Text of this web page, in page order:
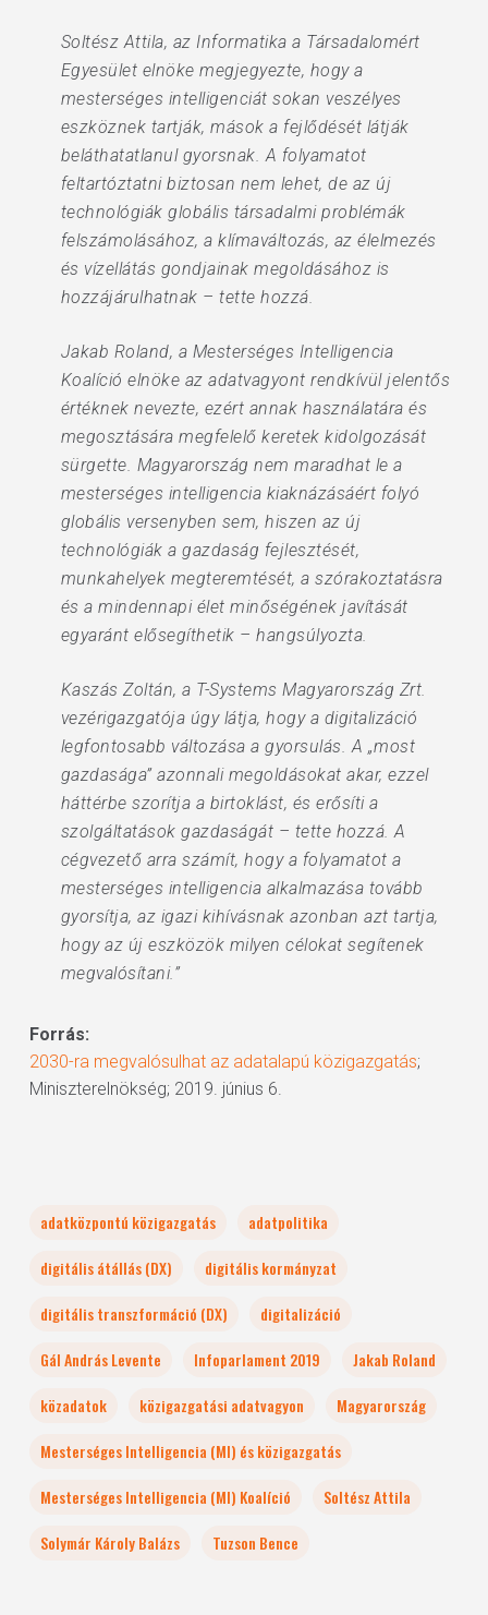
Soltész Attila, az Informatika a Társadalomért
Egyesület elnöke megjegyezte, hogy a
mesterséges intelligenciát sokan veszélyes
eszköznek tartják, mások a fejlődését látják
beláthatatlanul gyorsnak. A folyamatot
feltartóztatni biztosan nem lehet, de az új
technológiák globális társadalmi problémák
felszámolásához, a klímaváltozás, az élelmezés
és vízellátás gondjainak megoldásához is
hozzájárulhatnak – tette hozzá.
Jakab Roland, a Mesterséges Intelligencia
Koalíció elnöke az adatvagyont rendkívül jelentős
értéknek nevezte, ezért annak használatára és
megosztására megfelelő keretek kidolgozását
sürgette. Magyarország nem maradhat le a
mesterséges intelligencia kiaknázásáért folyó
globális versenyben sem, hiszen az új
technológiák a gazdaság fejlesztését,
munkahelyek megteremtését, a szórakoztatásra
és a mindennapi élet minőségének javítását
egyaránt elősegíthetik – hangsúlyozta.
Kaszás Zoltán, a T-Systems Magyarország Zrt.
vezérigazgatója úgy látja, hogy a digitalizáció
legfontosabb változása a gyorsulás. A „most
gazdasága” azonnali megoldásokat akar, ezzel
háttérbe szorítja a birtoklást, és erősíti a
szolgáltatások gazdaságát – tette hozzá. A
cégvezető arra számít, hogy a folyamatot a
mesterséges intelligencia alkalmazása tovább
gyorsítja, az igazi kihívásnak azonban azt tartja,
hogy az új eszközök milyen célokat segítenek
megvalósítani.”
Forrás:
2030-ra megvalósulhat az adatalapú közigazgatás;
Miniszterelnökség; 2019. június 6.
adatközpontú közigazgatás
adatpolitika
digitális átállás (DX)
digitális kormányzat
digitális transzformáció (DX)
digitalizáció
Gál András Levente
Infoparlament 2019
Jakab Roland
közadatok
közigazgatási adatvagyon
Magyarország
Mesterséges Intelligencia (MI) és közigazgatás
Mesterséges Intelligencia (MI) Koalíció
Soltész Attila
Solymár Károly Balázs
Tuzson Bence